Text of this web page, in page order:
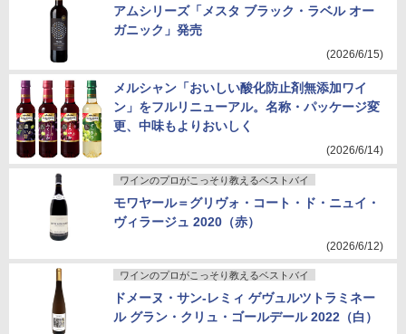
アムシリーズ「メスタ ブラック・ラベル オー
ガニック」発売
(2026/6/15)
メルシャン「おいしい酸化防止剤無添加ワイ
ン」をフルリニューアル。名称・パッケージ変
更、中味もよりおいしく
(2026/6/14)
ワインのプロがこっそり教えるベストバイ
モワヤール＝グリヴォ・コート・ド・ニュイ・
ヴィラージュ 2020（赤）
(2026/6/12)
ワインのプロがこっそり教えるベストバイ
ドメーヌ・サン-レミィ ゲヴュルツトラミネー
ル グラン・クリュ・ゴールデール 2022（白）